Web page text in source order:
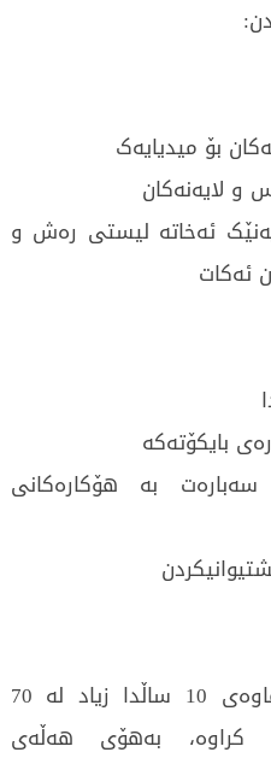
بۆ میدیایەک
و لایەنەکان
ئەخاتە لیستی رەش و
ئەکات
بایکۆتەکە
بە هۆکارەکانی
لە هەرێمی کوردستاندا لەماوەی 10 ساڵدا زیاد لە 70
کراوە، بەهۆی هەڵەی